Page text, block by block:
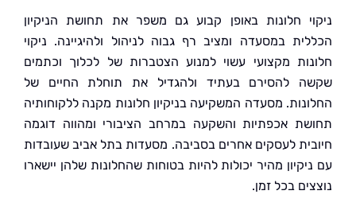
חלונות באופן קבוע גם משפר את תחושת הניקיון
במסעדה ומציב רף גבוה לניהול ולהיגיינה. ניקוי
מקצועי עשוי למנוע הצטברות של לכלוך וכתמים
להסירם בעתיד ולהגדיל את תוחלת החיים של
מסעדה המשקיעה בניקיון חלונות מקנה ללקוחותיה
אכפתיות והשקעה במרחב הציבורי ומהווה דוגמה
לעסקים אחרים בסביבה. מסעדות בתל אביב שעובדות
מהיר יכולות להיות בטוחות שהחלונות שלהן יישארו
בכל זמן.